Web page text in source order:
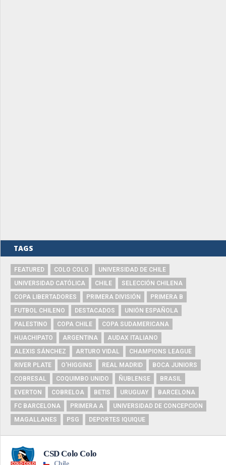
TAGS
FEATURED COLO COLO
UNIVERSIDAD DE CHILE
UNIVERSIDAD CATÓLICA
CHILE
SELECCIÓN CHILENA
COPA LIBERTADORES
PRIMERA DIVISIÓN
PRIMERA B
FUTBOL CHILENO
DESTACADOS
UNIÓN ESPAÑOLA
PALESTINO
COPA CHILE
COPA SUDAMERICANA
HUACHIPATO
ARGENTINA
AUDAX ITALIANO
ALEXIS SÁNCHEZ
ARTURO VIDAL
CHAMPIONS LEAGUE
RIVER PLATE
O'HIGGINS REAL MADRID
BOCA JUNIORS
COBRESAL
COQUIMBO UNIDO ÑUBLENSE
BRASIL
EVERTON
COBRELOA BETIS URUGUAY
BARCELONA
FC BARCELONA
PRIMERA A
UNIVERSIDAD DE CONCEPCIÓN
MAGALLANES
PSG DEPORTES IQUIQUE